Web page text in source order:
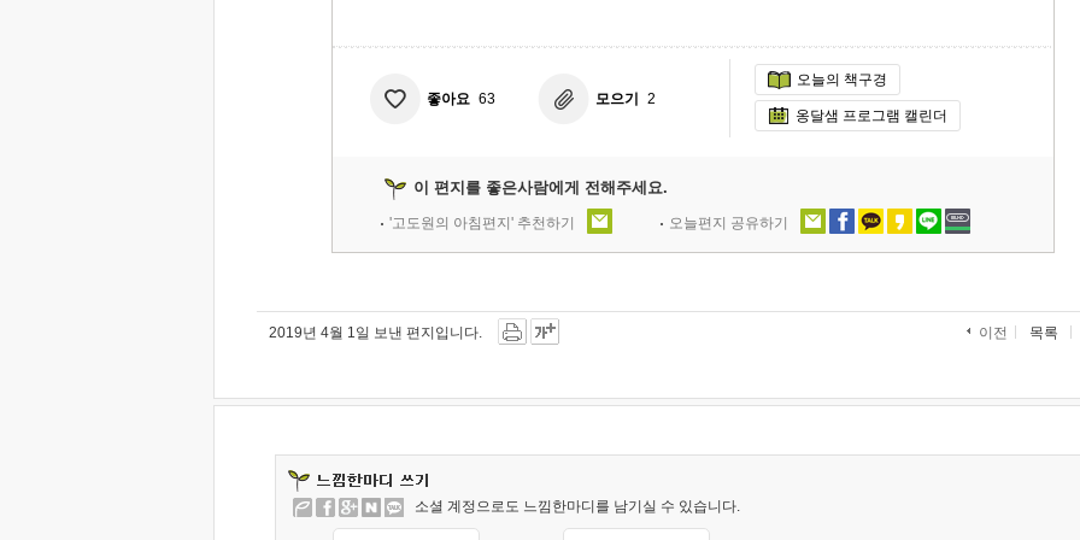
좋아요 63 모으기 2
오늘의 책구경
옹달샘 프로그램 캘린더
이 편지를 좋은사람에게 전해주세요.
'고도원의 아침편지' 추천하기 오늘편지 공유하기
2019년 4월 1일 보낸 편지입니다. 이전 목록
소셜 계정으로도 느낌한마디를 남기실 수 있습니다.